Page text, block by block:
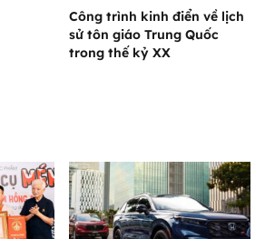
Công trình kinh điển về lịch
sử tôn giáo Trung Quốc
trong thế kỷ XX